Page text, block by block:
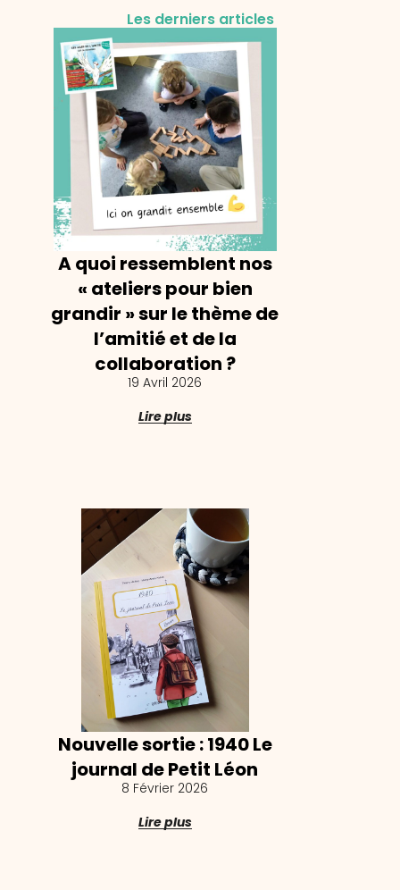
Les derniers articles
A quoi ressemblent nos
« ateliers pour bien
grandir » sur le thème de
l’amitié et de la
collaboration ?
19 Avril 2026
Lire plus
Nouvelle sortie : 1940 Le
journal de Petit Léon
8 Février 2026
Lire plus